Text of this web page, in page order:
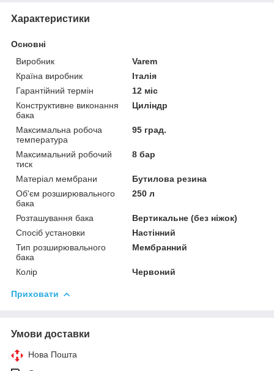
Характеристики
Основні
Виробник
Varem
Країна виробник
Італія
Гарантійний термін
12 міс
Конструктивне виконання
бака
Циліндр
Максимальна робоча
температура
95 град.
Максимальний робочий
тиск
8 бар
Матеріал мембрани
Бутилова резина
Об'єм розширювального
бака
250 л
Розташування бака
Вертикальне (без ніжок)
Спосіб установки
Настінний
Тип розширювального
бака
Мембранний
Колір Червоний
Приховати
Умови доставки
Нова Пошта